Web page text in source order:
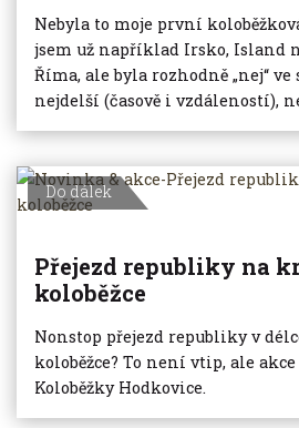
Nebyla to moje první
jsem už například Irsko, Island
Říma, ale byla rozhodně „nej“ ve
nejdelší (časově i vzdáleností),
Do dálek
Přejezd republiky na
koloběžce
Nonstop přejezd republiky v
koloběžce? To není vtip, ale
Koloběžky Hodkovice.